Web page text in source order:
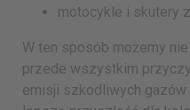
motocykle i skutery
W ten sposób możemy
przede wszystkim
emisji szkodliwych